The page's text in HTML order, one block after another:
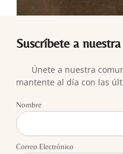
Suscríbete a
Únete a nuestra
mantente al día con las
Nombre
Correo Electrónico